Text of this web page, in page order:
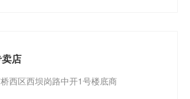
店
西区西坝岗路中开1号楼底商